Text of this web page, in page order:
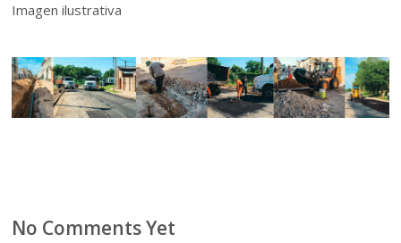
Imagen ilustrativa
No Comments Yet